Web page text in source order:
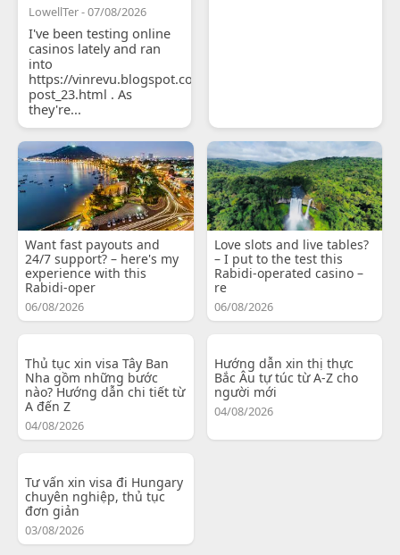
LowellTer - 07/08/2026
I've been testing online
casinos lately and ran
into
https://vinrevu.blogspot.com/2026/06/blog-
post_23.html . As
they're...
Want fast payouts and
24/7 support? – here's my
experience with this
Rabidi-oper
06/08/2026
Love slots and live tables?
– I put to the test this
Rabidi-operated casino –
re
06/08/2026
Thủ tục xin visa Tây Ban
Nha gồm những bước
nào? Hướng dẫn chi tiết từ
A đến Z
04/08/2026
Hướng dẫn xin thị thực
Bắc Âu tự túc từ A-Z cho
người mới
04/08/2026
Tư vấn xin visa đi Hungary
chuyên nghiệp, thủ tục
đơn giản
03/08/2026